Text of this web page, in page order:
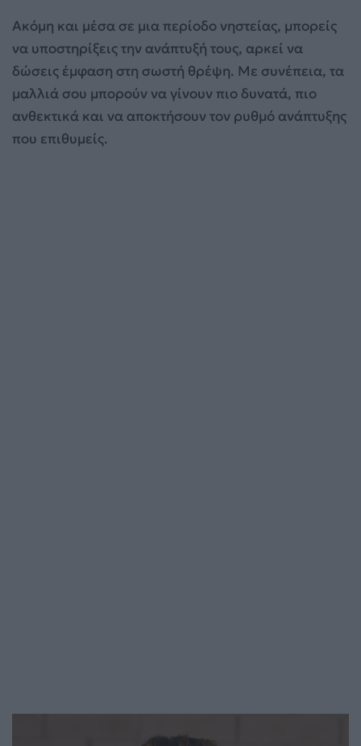
Ακόμη και μέσα σε μια περίοδο νηστείας, μπορείς
να υποστηρίξεις την ανάπτυξή τους, αρκεί να
δώσεις έμφαση στη σωστή θρέψη. Με συνέπεια, τα
μαλλιά σου μπορούν να γίνουν πιο δυνατά, πιο
ανθεκτικά και να αποκτήσουν τον ρυθμό ανάπτυξης
που επιθυμείς.